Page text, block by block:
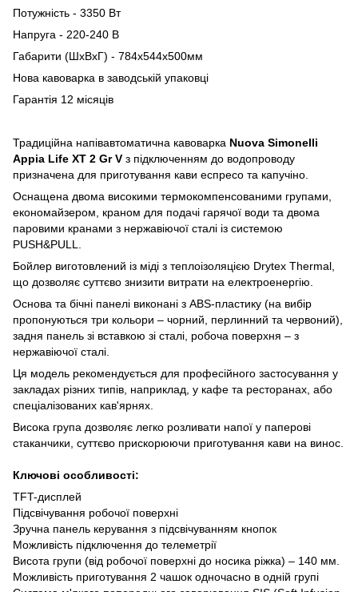
Потужність - 3350 Вт
Напруга - 220-240 В
Габарити (ШхВхГ) - 784х544х500мм
Нова кавоварка в заводській упаковці
Гарантія 12 місяців
Традиційна напівавтоматична кавоварка Nuova Simonelli
Appia Life XT 2 Gr V з підключенням до водопроводу
призначена для приготування кави еспресо та капучіно.
Оснащена двома високими термокомпенсованими групами,
економайзером, краном для подачі гарячої води та двома
паровими кранами з нержавіючої сталі із системою
PUSH&PULL.
Бойлер виготовлений із міді з теплоізоляцією Drytex Thermal,
що дозволяє суттєво знизити витрати на електроенергію.
Основа та бічні панелі виконані з ABS-пластику (на вибір
пропонуються три кольори – чорний, перлинний та червоний),
задня панель зі вставкою зі сталі, робоча поверхня – з
нержавіючої сталі.
Ця модель рекомендується для професійного застосування у
закладах різних типів, наприклад, у кафе та ресторанах, або
спеціалізованих кав'ярнях.
Висока група дозволяє легко розливати напої у паперові
стаканчики, суттєво прискорюючи приготування кави на винос.
Ключові особливості:
TFT-дисплей
Підсвічування робочої поверхні
Зручна панель керування з підсвічуванням кнопок
Можливість підключення до телеметрії
Висота групи (від робочої поверхні до носика ріжка) – 140 мм.
Можливість приготування 2 чашок одночасно в одній групі